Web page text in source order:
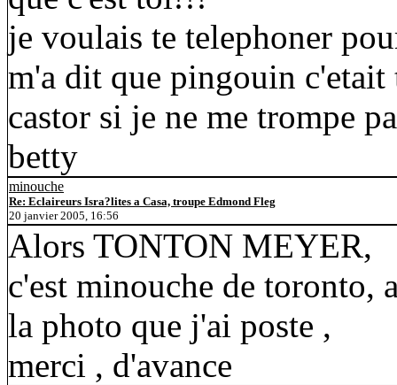
je voulais te telephoner
m'a dit que pingouin
castor si je ne me trompe
betty
minouche
Re: Eclaireurs Isra?lites a Casa, troupe Edmond Fleg
20 janvier 2005, 16:56
Alors TONTON MEYER,
c'est minouche de toronto,
la photo que j'ai poste ,
merci , d'avance